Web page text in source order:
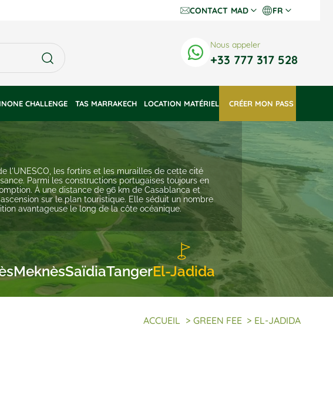
CONTACT MAD
€ Euros
FR
En
Nous appeler
+33 777 317 528
CHALLENGE TAS MARRAKECH LOCATION MATÉRIEL CRÉER MON PASS
l'UNESCO, les fortins et les murailles de cette cité
Parmi les constructions portugaises toujours en
À une distance de 96 km de Casablanca et
sur le plan touristique. Elle séduit un nombre
avantageuse le long de la côte océanique.
MeknèsSaïdiaTangerEl-Jadida
ACCUEIL > GREEN FEE > EL-JADIDA